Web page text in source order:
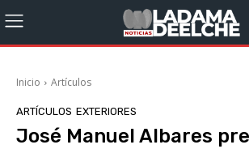
Inicio Artículos
ARTÍCULOS EXTERIORES
José Manuel Albares